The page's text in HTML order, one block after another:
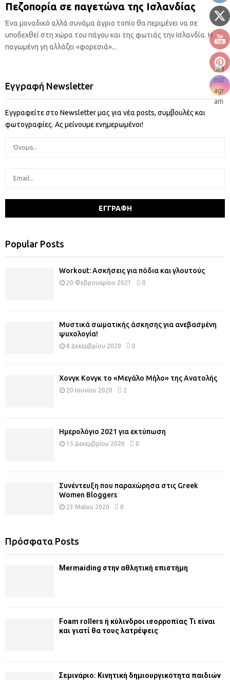
Πεζοπορία σε παγετώνα της Ισλανδίας
Ένα μοναδικό αλλά συνάμα άγριο τοπίο θα περιμένει να σε
υποδεχθεί στη χώρα του πάγου και της φωτιάς την Ισλανδία. Η
παγωμένη γη αλλάζει «φορεσιά»...
Εγγραφή Newsletter
Εγγραφείτε στο Newsletter μας για νέα posts, συμβουλές και
φωτογραφίες. Ας μείνουμε ενημερωμένοι!
Popular Posts
Workout: Ασκήσεις για πόδια και γλουτούς
20 Φεβρουαρίου 2021 0
Μυστικά σωματικής άσκησης για ανεβασμένη
ψυχολογία!
8 Δεκεμβρίου 2020 0
Χονγκ Κονγκ το «Μεγάλο Μήλο» της Ανατολής
20 Ιουνίου 2020 2
Ημερολόγιο 2021 για εκτύπωση
15 Δεκεμβρίου 2020 0
Συνέντευξη που παραχώρησα στις Greek
Women Bloggers
23 Μαΐου 2020 0
Πρόσφατα Posts
Mermaiding στην αθλητική επιστήμη
Foam rollers ή κύλινδροι ισορροπίας Τι είναι
και γιατί θα τους λατρέψεις
Σεμινάριο: Κινητική δημιουργικότητα παιδιών